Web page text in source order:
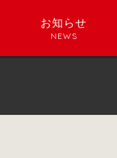
お知らせ
NEWS